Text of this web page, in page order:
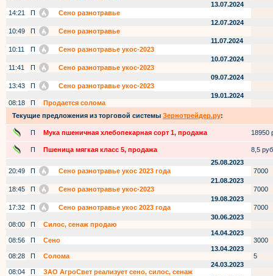
13.07.2024
14:21
П
Сено разнотравье
12.07.2024
10:49
П
Сено разнотравье
11.07.2024
10:11
П
Сено разнотравье укос-2023
10.07.2024
11:41
П
Сено разнотравье укос-2023
09.07.2024
13:43
П
Сено разнотравье укос-2023
19.01.2024
08:18
П
Продается солома
Текущие предложения из торговой системы Зернотрейдер.ру:
П Мука пшеничная хлебопекарная сорт 1, продажа 18950
П Пшеница мягкая класс 5, продажа
8,5
25.08.2023
20:49
П Сено разнотравье укос 2023 года
7000
21.08.2023
18:45
П Сено разнотравье укос-2023
7000
19.08.2023
17:32
П Сено разнотравье укос 2023 года
7000
30.06.2023
08:00
П
Силос, сенаж продаю
14.04.2023
08:56
П Сено
3000
13.04.2023
08:28
П Солома
5
24.03.2023
08:04
П
ЗАО АгроСвет реализует сено, силос, сенаж